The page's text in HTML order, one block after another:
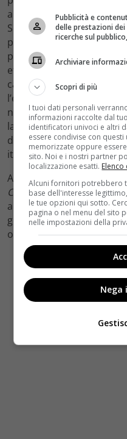
ambientato nella Roma
Seconda Guerra
protagonisti. Un film che
preparazione fisica e
effetti speciali di livello
capace di tenere insieme
l’eroico. Per
nel panorama del
la pena leggere le analisi
dei portali di riferimento
italiana.
A completare il quadro
Cane, altra produzione
aurora giovinazzo di
generi e registri diversi,
o inadeguata al contesto.
Pubblicità e
delle prestazioni
ricerche sul
Archiviare
Scopri di più
I tuoi dati personali
informazioni raccolte dal
identificatori univoci e altri
essere condivise con
memorizzate oppure
sito. Noi e i nostri partner
localizzazione esatti.
Alcuni fornitori potrebbero
base dell'interesse
le tue opzioni qui sotto.
pagina o nel menu del sito
nelle impostazioni della
Nega